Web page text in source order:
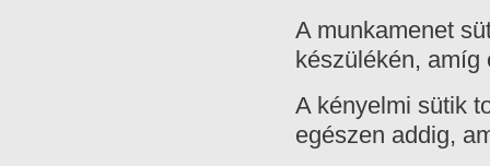
A munkamenet
készülékén, amíg
A kényelmi sütik
egészen addig,